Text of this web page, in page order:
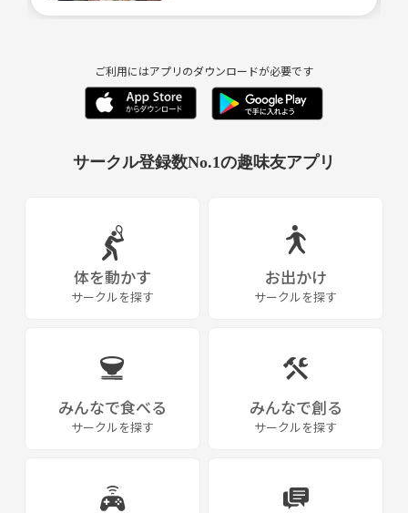
9月30日 金峰山 10名
10月8日 天城山 4名
10月28日 三頭山 10名
12月16日 忘年会 45名
1月13−14日 丹沢縦走 7名
1月20日 新年会 22名
1月27-28日 スノーボード会 11名
3月10日 大野山 14人
4月7 聖蹟桜ヶ丘BBQ 26名
4月21日 両神山 20名
5月19日 富士山 中止
ご利用にはアプリのダウンロードが必要です
サークル登録数No.1の趣味友アプリ
体を動かす
サークルを探す
お出かけ
サークルを探す
みんなで食べる
サークルを探す
みんなで創る
サークルを探す